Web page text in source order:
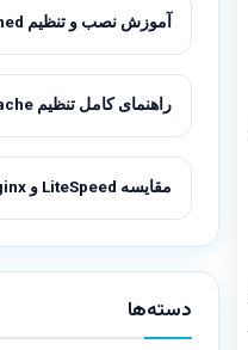
آموزش نصب و تنظیم Memcached برای وردپرس
راهنمای کامل تنظیم OPcache برای سرعت PHP
مقایسه LiteSpeed و Nginx برای وردپرس
دسته‌ها